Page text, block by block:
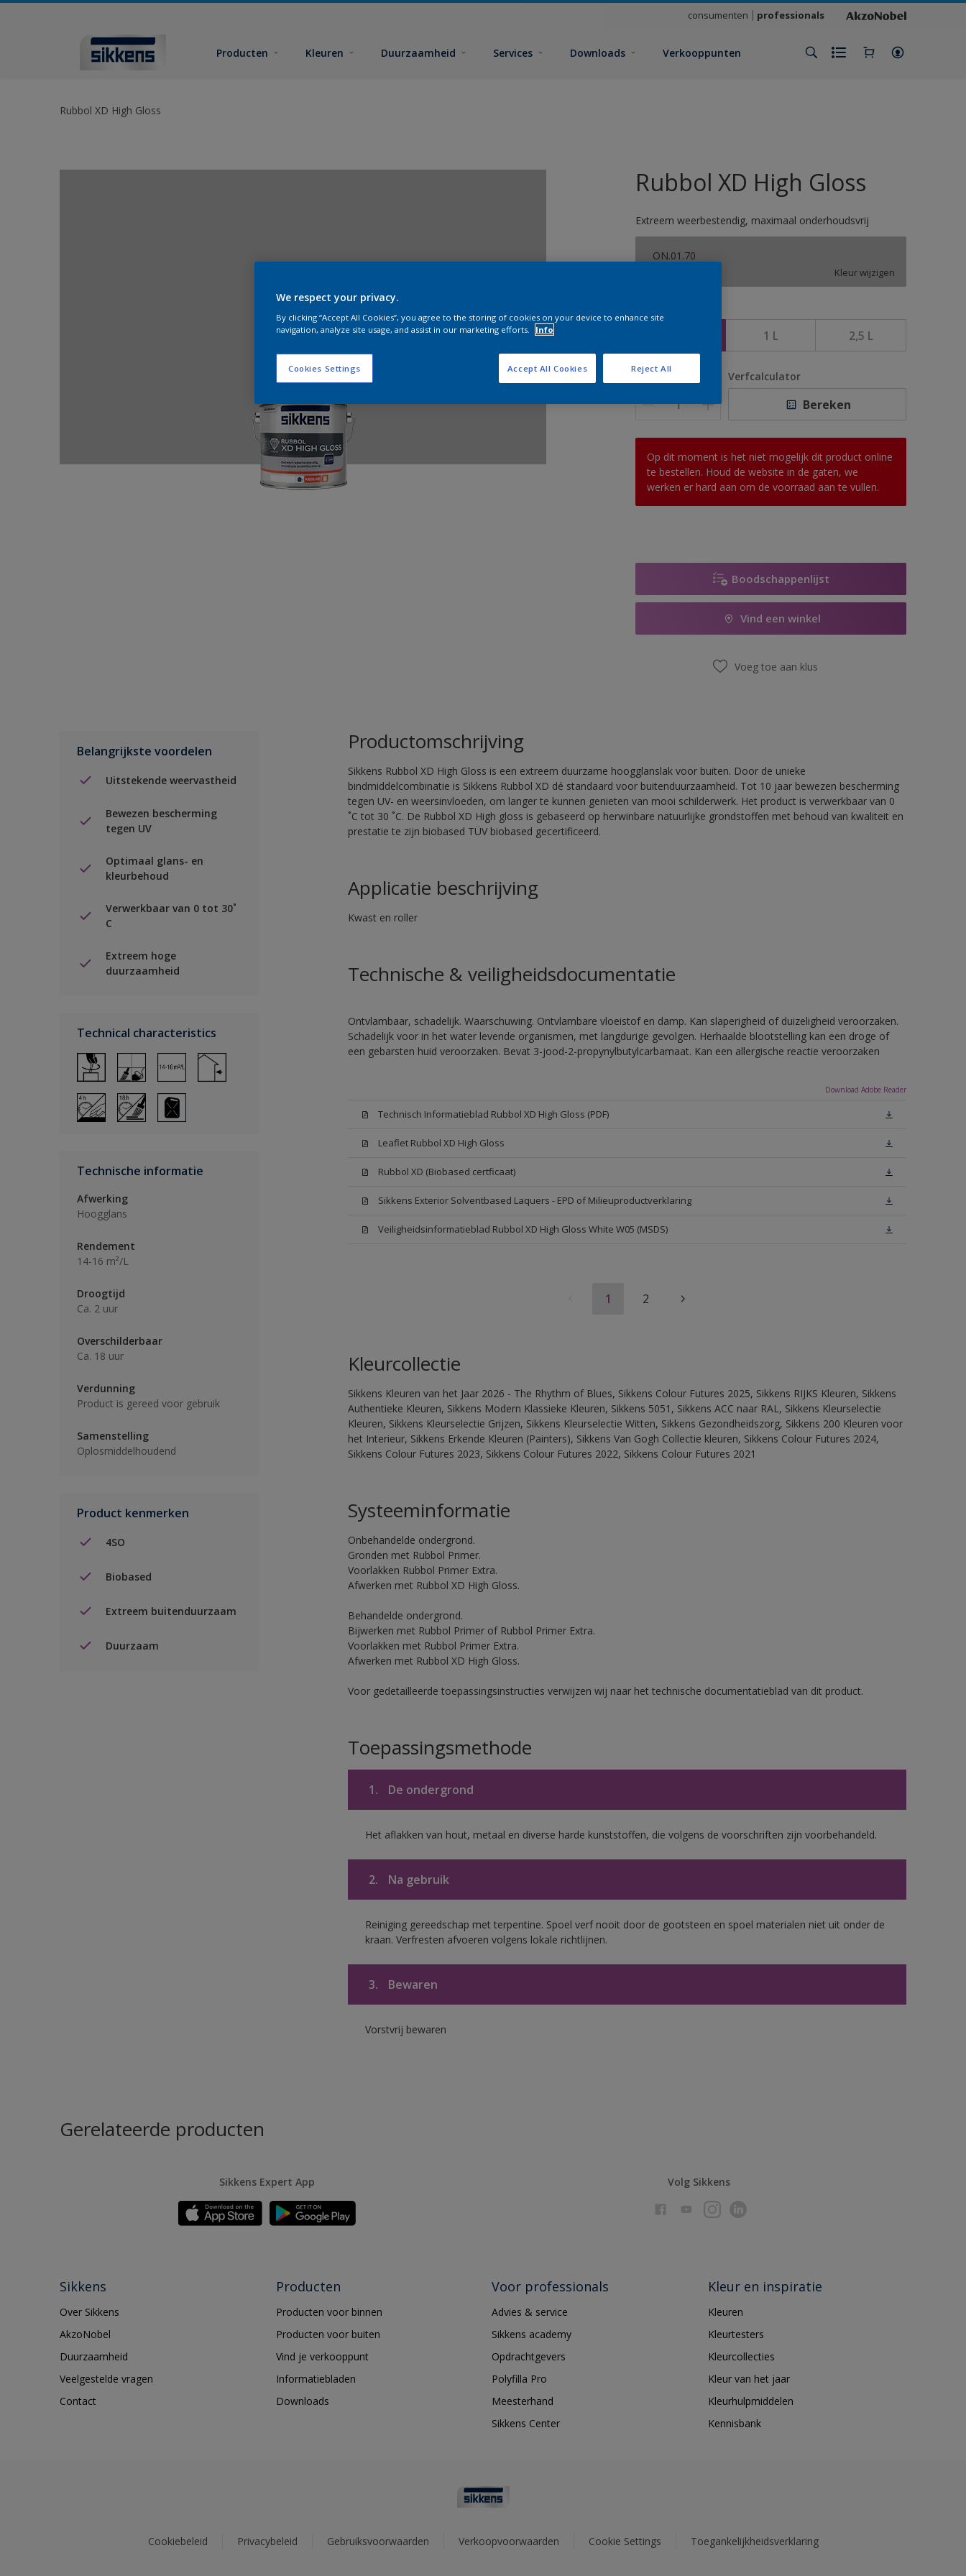
consumenten professionals
Producten Kleuren Duurzaamheid Services Downloads Verkooppunten
Rubbol XD High Gloss
Rubbol XD High Gloss
Extreem weerbestendig, maximaal onderhoudsvrij
ON.01.70
Kleur wijzigen
Grootte
1 L 2,5 L
Aantal Verfcalculator
Bereken
Op dit moment is het niet mogelijk dit product online
te bestellen. Houd de website in de gaten, we
werken er hard aan om de voorraad aan te vullen.
Boodschappenlijst
Vind een winkel
Voeg toe aan klus
Belangrijkste voordelen
Uitstekende weervastheid
Bewezen bescherming
tegen UV
Optimaal glans- en
kleurbehoud
Verwerkbaar van 0 tot 30˚
C
Extreem hoge
duurzaamheid
Technical characteristics
Technische informatie
Afwerking
Hoogglans
Rendement
14-16 m²/L
Droogtijd
Ca. 2 uur
Overschilderbaar
Ca. 18 uur
Verdunning
Product is gereed voor gebruik
Samenstelling
Oplosmiddelhoudend
Product kenmerken
4SO
Biobased
Extreem buitenduurzaam
Duurzaam
Productomschrijving
Sikkens Rubbol XD High Gloss is een extreem duurzame hoogglanslak voor buiten. Door de unieke
bindmiddelcombinatie is Sikkens Rubbol XD dé standaard voor buitenduurzaamheid. Tot 10 jaar bewezen bescherming
tegen UV- en weersinvloeden, om langer te kunnen genieten van mooi schilderwerk. Het product is verwerkbaar van 0
˚C tot 30 ˚C. De Rubbol XD High gloss is gebaseerd op herwinbare natuurlijke grondstoffen met behoud van kwaliteit en
prestatie te zijn biobased TÜV biobased gecertificeerd.
Applicatie beschrijving
Kwast en roller
Technische & veiligheidsdocumentatie
Ontvlambaar, schadelijk. Waarschuwing. Ontvlambare vloeistof en damp. Kan slaperigheid of duizeligheid veroorzaken.
Schadelijk voor in het water levende organismen, met langdurige gevolgen. Herhaalde blootstelling kan een droge of
een gebarsten huid veroorzaken. Bevat 3-jood-2-propynylbutylcarbamaat. Kan een allergische reactie veroorzaken
Download Adobe Reader
Technisch Informatieblad Rubbol XD High Gloss (PDF)
Leaflet Rubbol XD High Gloss
Rubbol XD (Biobased certficaat)
Sikkens Exterior Solventbased Laquers - EPD of Milieuproductverklaring
Veiligheidsinformatieblad Rubbol XD High Gloss White W05 (MSDS)
1 2
Kleurcollectie
Sikkens Kleuren van het Jaar 2026 - The Rhythm of Blues, Sikkens Colour Futures 2025, Sikkens RIJKS Kleuren, Sikkens
Authentieke Kleuren, Sikkens Modern Klassieke Kleuren, Sikkens 5051, Sikkens ACC naar RAL, Sikkens Kleurselectie
Kleuren, Sikkens Kleurselectie Grijzen, Sikkens Kleurselectie Witten, Sikkens Gezondheidszorg, Sikkens 200 Kleuren voor
het Interieur, Sikkens Erkende Kleuren (Painters), Sikkens Van Gogh Collectie kleuren, Sikkens Colour Futures 2024,
Sikkens Colour Futures 2023, Sikkens Colour Futures 2022, Sikkens Colour Futures 2021
Systeeminformatie
Onbehandelde ondergrond.
Gronden met Rubbol Primer.
Voorlakken Rubbol Primer Extra.
Afwerken met Rubbol XD High Gloss.
Behandelde ondergrond.
Bijwerken met Rubbol Primer of Rubbol Primer Extra.
Voorlakken met Rubbol Primer Extra.
Afwerken met Rubbol XD High Gloss.
Voor gedetailleerde toepassingsinstructies verwijzen wij naar het technische documentatieblad van dit product.
Toepassingsmethode
1. De ondergrond
Het aflakken van hout, metaal en diverse harde kunststoffen, die volgens de voorschriften zijn voorbehandeld.
2. Na gebruik
Reiniging gereedschap met terpentine. Spoel verf nooit door de gootsteen en spoel materialen niet uit onder de
kraan. Verfresten afvoeren volgens lokale richtlijnen.
3. Bewaren
Vorstvrij bewaren
Gerelateerde producten
Sikkens Expert App Volg Sikkens
Sikkens
Over Sikkens
AkzoNobel
Duurzaamheid
Veelgestelde vragen
Contact
Producten
Producten voor binnen
Producten voor buiten
Vind je verkooppunt
Informatiebladen
Downloads
Voor professionals
Advies & service
Sikkens academy
Opdrachtgevers
Polyfilla Pro
Meesterhand
Sikkens Center
Kleur en inspiratie
Kleuren
Kleurtesters
Kleurcollecties
Kleur van het jaar
Kleurhulpmiddelen
Kennisbank
Cookiebeleid Privacybeleid Gebruiksvoorwaarden Verkoopvoorwaarden Cookie Settings Toegankelijkheidsverklaring
We respect your privacy.
By clicking “Accept All Cookies”, you agree to the storing of cookies on your device to enhance site
navigation, analyze site usage, and assist in our marketing efforts.
Info
Cookies Settings Reject All
Accept All Cookies